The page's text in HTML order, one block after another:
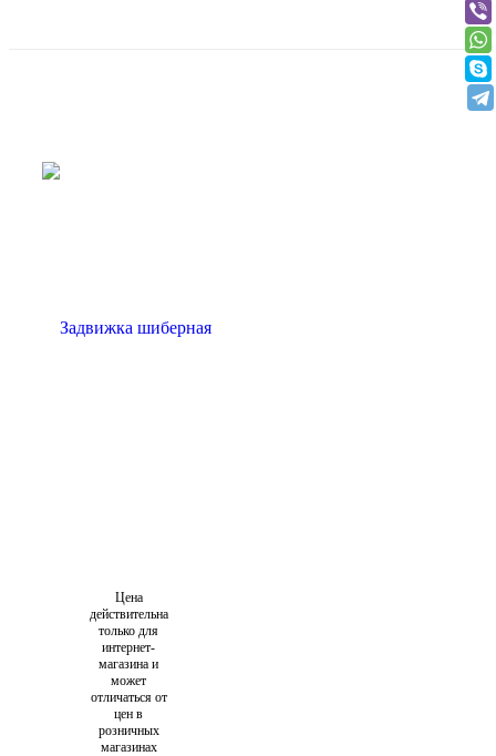
Цена
действительна
только для
интернет-
магазина и
может
отличаться от
цен в
розничных
магазинах